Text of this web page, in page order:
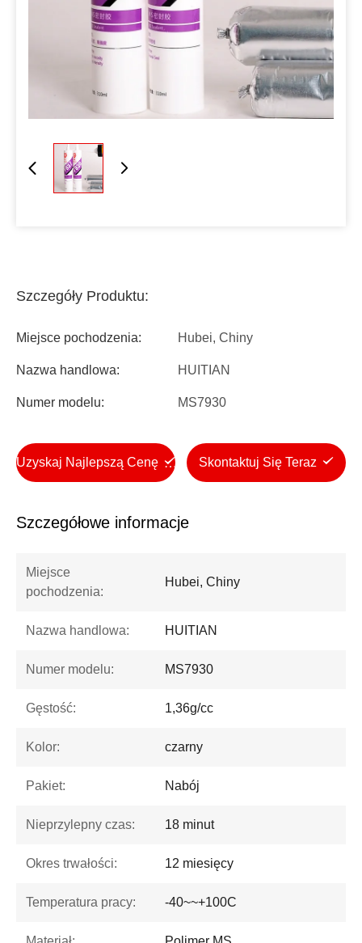
Szczegóły Produktu:
Miejsce pochodzenia: Hubei, Chiny
Nazwa handlowa: HUITIAN
Numer modelu: MS7930
Uzyskaj Najlepszą Cenę Skontaktuj Się Teraz
Szczegółowe informacje
Miejsce
pochodzenia:
Hubei, Chiny
Nazwa handlowa: HUITIAN
Numer modelu: MS7930
Gęstość: 1,36g/cc
Kolor: czarny
Pakiet: Nabój
Nieprzylepny czas: 18 minut
Okres trwałości: 12 miesięcy
Temperatura pracy: -40~~+100C